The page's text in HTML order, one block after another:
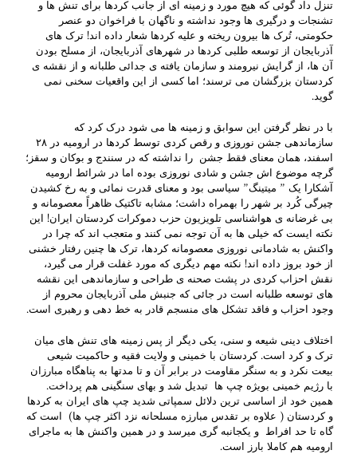
تنزل داد گوئی که هیچ مورد و زمینه ای از جانب کردها برای تنش ها و
تشنجات و درگیری ها وجود نداشته و ناگهان با فراخوان دو عنصر
حکومتی، تُرک ها بیرون ریخته و علیه کردها شعار داده اند! ترک های
آذربایجان از توسعه طلبی کردها در شهرهای آذربایجان، از مسلح بودن
آن ها، از گرایش نیرومند و سازمان یافته ی جدائی طلبانه و از نقشه ی
کردستان بزرگشان می ترسند؛ اما کسی از این واقعیات سخنی نمی
گوید.
با در نظر گرفتن این سوابق و زمینه ها می شود درک کرد که
سازماندهی جشن نوروزی و رقص کردی توسط کردها در ارومیه در ۲۸
اسفند، همان معنای فقط جشن را نداشته که در سنندج و بوکان و سقز؛
گرچه موضوع اش جشن و شادی نوروزی بوده اما در شرائط ارومیه
آشکارا یک ” میتینگ” سیاسی بود و معنای قدرت نمائی و به رخ کشیدن
چیرگی کُرد بر شهر را بهمراه داشت؛ مشابه تاکتیک ظاهراً معصومانه و
بی غرضانه ی هواشناسی تلویزیون حزب دموکرات کردستان ایران! این
نکته ایست که خیلی ها به آن توجه نمی کنند و متعجب اند که چرا در
واکنش به شادمانی نوروزی معصومانه کردها، ترک ها چنین رفتار خشنی
از خود بروز داده اند! نکته مهم دیگری که مورد غفلت قرار می گیرد،
نقش احزاب کردی در پشت صحنه ی طراحی و سازماندهی این نقشه
های توسعه طلبانه است در جائی که جنبش ملی آذربایجان محروم از
وجود احزاب و فاقد تشکل های منسجم قادر به خط دهی و رهبری است.
اختلاف دینی شیعه و سنی، یکی دیگر از پس زمینه های تنش های میان
ترک و کرد است. کردستان با خمینی و ولایت فقیه و حاکمیت شیعی
بیعت نکرد و به سنگر مقاومت در برابر آن و تا مدتها به پناهگاه مبارزان
با رژیم خمینی بویژه چپ ها تبدیل شد و بهای سنگینی هم پرداخت.
همین خود از اساسی ترین دلائل سمپاتی شدید چپ های ایران به کردها
و کردستان ( علاوه بر تقدس مبارزه مسلحانه نزد اکثر چپ ها) است که
گاه تا حد افراط و یکجانبه گری میرسد و در همین واکنش ها به ماجرای
ارومیه هم کاملا بارز است.